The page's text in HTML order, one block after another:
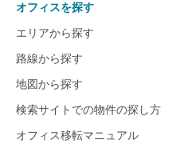
オフィスを探す
エリアから探す
路線から探す
地図から探す
検索サイトでの物件の探し方
オフィス移転マニュアル